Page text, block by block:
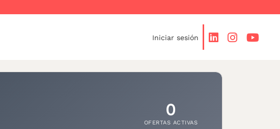
Iniciar sesión
0
OFERTAS ACTIVAS